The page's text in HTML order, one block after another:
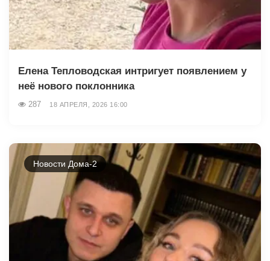
Елена Тепловодская интригует появлением у
неё нового поклонника
287 18 АПРЕЛЯ, 2026 16:00
Новости Дома-2